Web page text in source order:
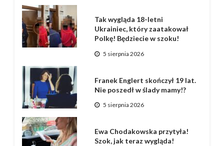
Tak wygląda 18-letni
Ukrainiec, który zaatakował
Polkę! Będziecie w szoku!
5 sierpnia 2026
Franek Englert skończył 19 lat.
Nie poszedł w ślady mamy!?
5 sierpnia 2026
Ewa Chodakowska przytyła!
Szok, jak teraz wygląda!